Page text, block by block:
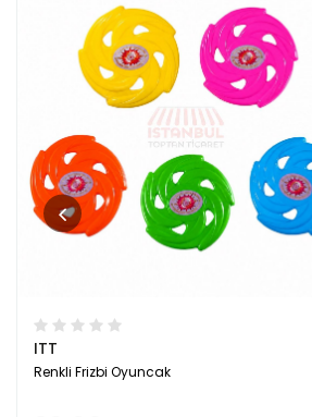
ITT
Renkli Frizbi Oyuncak